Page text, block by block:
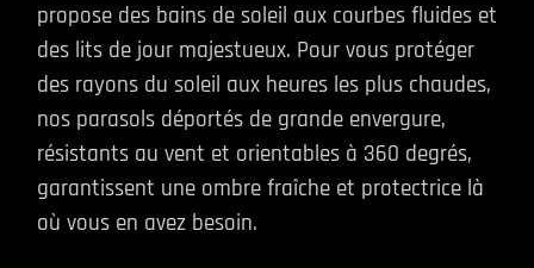
propose des bains de soleil aux courbes fluides et
des lits de jour majestueux. Pour vous protéger
des rayons du soleil aux heures les plus chaudes,
nos parasols déportés de grande envergure,
résistants au vent et orientables à 360 degrés,
garantissent une ombre fraîche et protectrice là
où vous en avez besoin.